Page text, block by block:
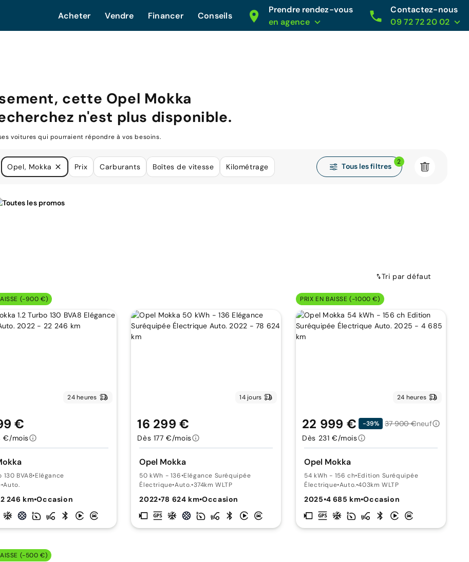
Acheter Vendre Financer Conseils
Prendre rendez-vous
en agence
Contactez-nous
09 72 72 20 02
cette Opel Mokka
n'est plus disponible.
voitures qui pourraient répondre à vos besoins.
Opel, Mokka Prix Carburants Boîtes de vitesse Kilométrage Tous les filtres
2
Tri par défaut
(-900 €)
24 heures
130 BVA8•Elégance
•Auto.
246 km•Occasion
€
€/mois
14 jours
Opel Mokka
50 kWh - 136•Elégance Suréquipée
Électrique•Auto.•374km WLTP
2022•78 624 km•Occasion
16 299 €
Dès 177 €/mois
PRIX EN BAISSE (-1000 €)
24 heures
Opel Mokka
54 kWh - 156 ch•Edition Suréquipée
Électrique•Auto.•403km WLTP
2025•4 685 km•Occasion
22 999 € -39% 37 900 €neuf
Dès 231 €/mois
(-500 €)